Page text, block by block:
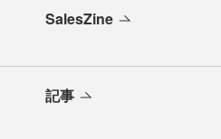
SalesZine
記事